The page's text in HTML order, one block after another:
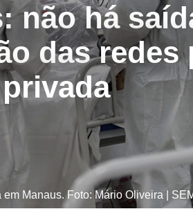
não há
das redes
privada
Manaus. Foto: Mário Oliveira |